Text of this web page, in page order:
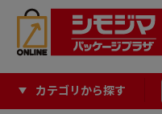
カテゴリから探す